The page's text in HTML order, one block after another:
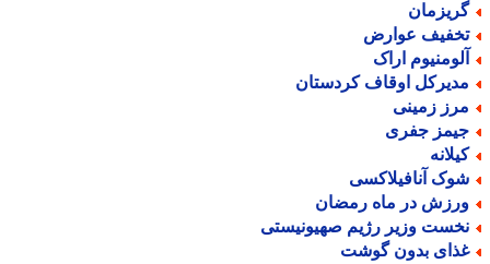
عوارض
اراک
اوقاف کردستان
زمینی
جفری
آنافیلاکسی
در ماه رمضان
وزیر رژیم صهیونیستی
بدون گوشت